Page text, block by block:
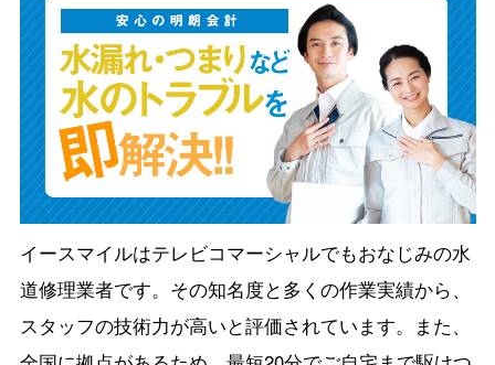
イースマイルはテレビコマーシャルでもおなじみの水
道修理業者です。その知名度と多くの作業実績から、
スタッフの技術力が高いと評価されています。また、